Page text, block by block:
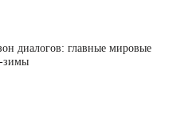
диалогов: главные мировые
зимы